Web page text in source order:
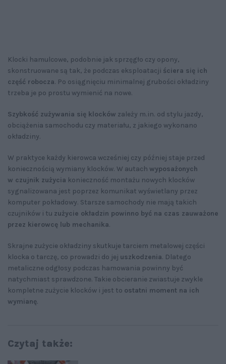
Klocki hamulcowe, podobnie jak sprzęgło czy opony,
skonstruowane są tak, że podczas eksploatacji ściera się ich
część robocza. Po osiągnięciu minimalnej grubości okładziny
trzeba je po prostu wymienić na nowe.
Szybkość zużywania się klocków zależy m.in. od stylu jazdy,
obciążenia samochodu czy materiału, z jakiego wykonano
okładziny.
W praktyce każdy kierowca wcześniej czy później staje przed
koniecznością wymiany klocków. W autach wyposażonych
w czujnik zużycia konieczność montażu nowych klocków
sygnalizowana jest poprzez komunikat wyświetlany przez
komputer pokładowy. Starsze samochody nie mają takich
czujników i tu zużycie okładzin powinno być na czas zauważone
przez kierowcę lub mechanika.
Skrajne zużycie okładziny skutkuje tarciem metalowej części
klocka o tarczę, co prowadzi do jej uszkodzenia. Dlatego
metaliczne odgłosy podczas hamowania powinny być
natychmiast sprawdzone. Takie obcieranie zwiastuje zwykle
kompletne zużycie klocków i jest to ostatni moment na ich
wymianę.
Czytaj także: